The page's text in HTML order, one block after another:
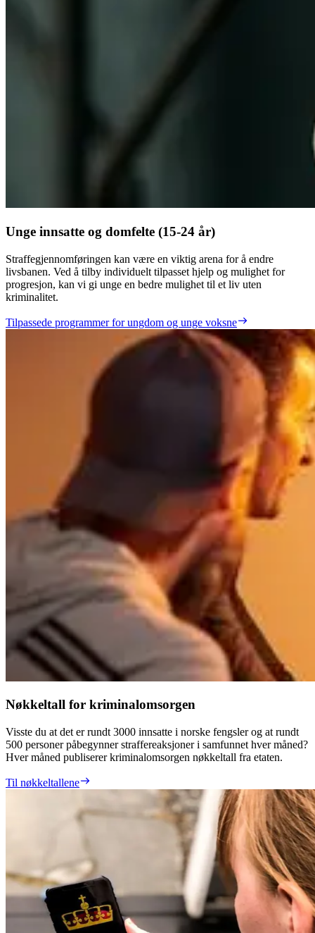
Unge innsatte og domfelte (15-24 år)
Straffegjennomføringen kan være en viktig arena for å endre
livsbanen. Ved å tilby individuelt tilpasset hjelp og mulighet for
progresjon, kan vi gi unge en bedre mulighet til et liv uten
kriminalitet.
Tilpassede programmer for ungdom og unge voksne
Nøkkeltall for kriminalomsorgen
Visste du at det er rundt 3000 innsatte i norske fengsler og at rundt
500 personer påbegynner straffereaksjoner i samfunnet hver måned?
Hver måned publiserer kriminalomsorgen nøkkeltall fra etaten.
Til nøkkeltallene